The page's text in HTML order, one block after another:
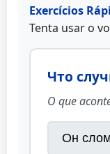
Exercícios
Tenta usar o
Что
O que
Он